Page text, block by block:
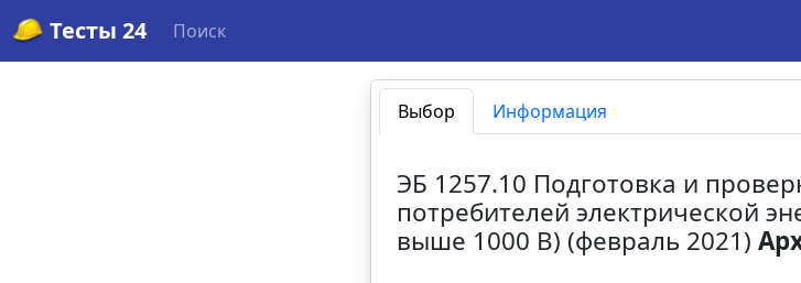
Тесты 24 Поиск
Выбор Информация
ЭБ 1257.10 Подготовка и
потребителей электрической
выше 1000 В) (февраль 2021)